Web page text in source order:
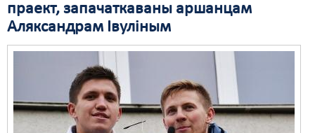
праект, запачаткаваны аршанцам
Аляксандрам Івуліным
Грамадзянскія ініцыятывы
Дзяржава
Дыскрымінацыя
Затрыманьні
Карная псыхіятрыя
RSS